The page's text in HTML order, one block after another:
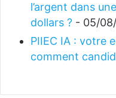
l’argent dans
dollars ? - 05/
PIIEC IA : votre
comment